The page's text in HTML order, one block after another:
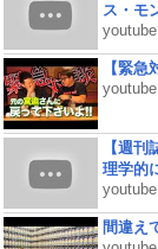
ス・モ
【緊
【週
理学的
間違え